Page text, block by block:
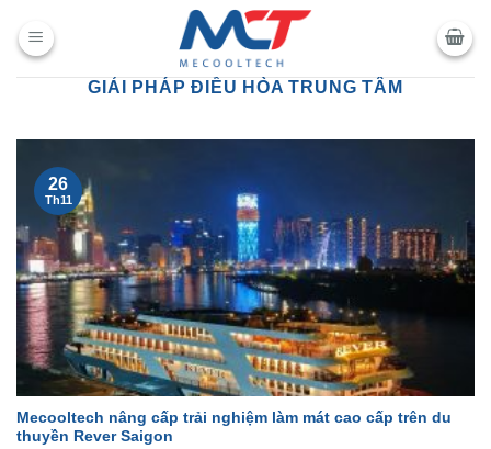
đến
GIẢI PHÁP ĐIỀU HÒA TRUNG TÂM
Mecooltech nâng cấp trải nghiệm làm mát cao cấp trên du
thuyền Rever Saigon
26
Th11